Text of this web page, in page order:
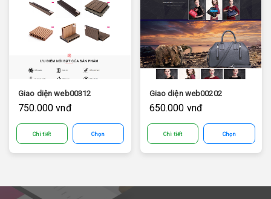
Giao diện web00312
750.000 vnđ
Chi tiết Chọn
Giao diện web00202
650.000 vnđ
Chi tiết Chọn